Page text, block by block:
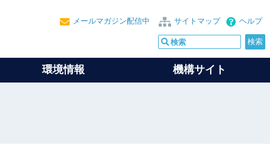
ヘルプ
サイトマップ
メールマガジン配信中
環境情報 機構サイト